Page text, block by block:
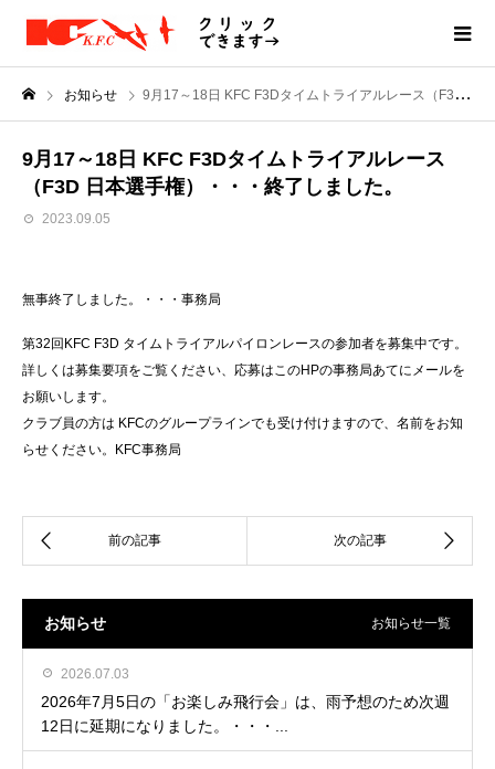
お知らせ 9月17～18日 KFC F3Dタイムトライアルレース（F3D 日本選手権）・・・終了しました。
9月17～18日 KFC F3Dタイムトライアルレース
（F3D 日本選手権）・・・終了しました。
2023.09.05
無事終了しました。・・・事務局
第32回KFC F3D タイムトライアルパイロンレースの参加者を募集中です。
詳しくは募集要項をご覧ください、応募はこのHPの事務局あてにメールを
お願いします。
クラブ員の方は KFCのグループラインでも受け付けますので、名前をお知
らせください。KFC事務局
お知らせ お知らせ一覧
2026.07.03
2026年7月5日の「お楽しみ飛行会」は、雨予想のため次週
12日に延期になりました。・・・...